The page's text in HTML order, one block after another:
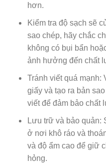
hơn.
Kiểm tra độ sạch sẽ
sao chép, hãy chắc
không có bụi bẩn
ảnh hưởng đến chất
Tránh viết quá mạnh:
giấy và tạo ra bản
viết để đảm bảo chất
Lưu trữ và bảo quản:
ở nơi khô ráo và
và độ ẩm cao để giữ
hỏng.